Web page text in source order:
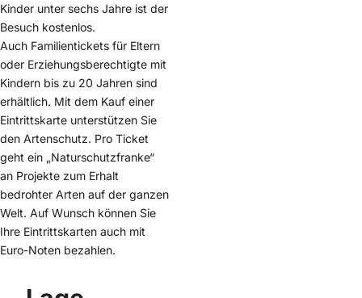
Kinder unter sechs Jahre ist der
Besuch kostenlos.
Auch Familientickets für Eltern
oder Erziehungsberechtigte mit
Kindern bis zu 20 Jahren sind
erhältlich. Mit dem Kauf einer
Eintrittskarte unterstützen Sie
den Artenschutz. Pro Ticket
geht ein „Naturschutzfranke“
an Projekte zum Erhalt
bedrohter Arten auf der ganzen
Welt. Auf Wunsch können Sie
Ihre Eintrittskarten auch mit
Euro-Noten bezahlen.